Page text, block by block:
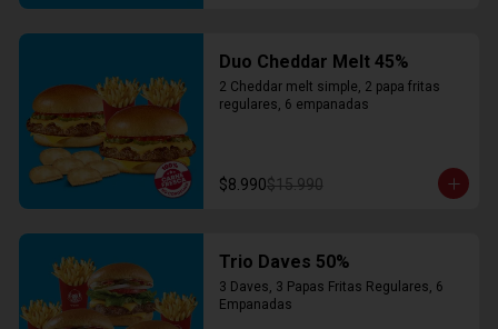
Duo Cheddar Melt 45%
2 Cheddar melt simple, 2 papa fritas
regulares, 6 empanadas
$8.990$15.990
Trio Daves 50%
3 Daves, 3 Papas Fritas Regulares, 6
Empanadas